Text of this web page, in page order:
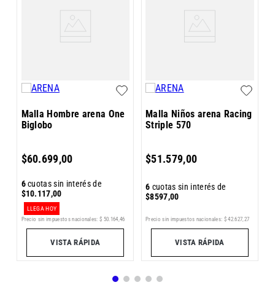
Malla Hombre arena One
Biglobo
$60.699,00
6cuotas sin interés de
$10.117,00
LLEGA HOY
Precio sin impuestos nacionales: $ 50.164,46
VISTA RÁPIDA
Malla Niños arena Racing
Striple 570
$51 .579,00
6 cuotas sin interés de
$8597,00
Precio sin impuestos nacionales: $ 42.627,27
VISTA RÁPIDA